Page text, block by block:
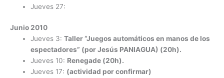
Jueves 27:
Junio 2010
Jueves 3:Taller “Juegos automáticos en manos de los
espectadores” (por Jesús PANIAGUA) (20h).
Jueves 10: Renegade (20h).
Jueves 17: (actividad por confirmar)